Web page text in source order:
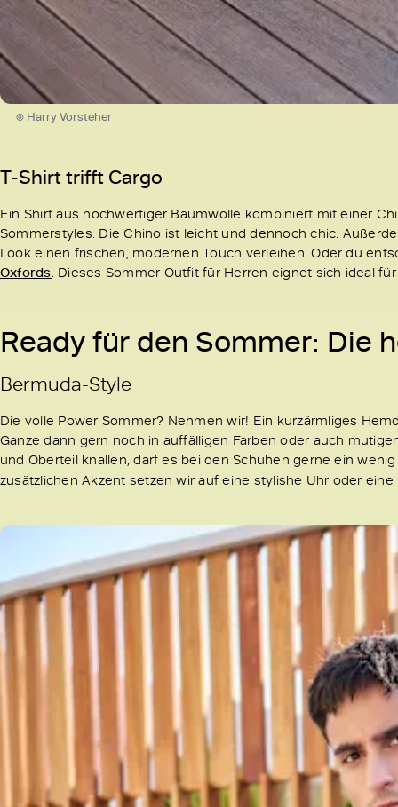
© Harry Vorsteher
T-Shirt trifft Cargo
Ein Shirt aus hochwertiger Baumwolle kombiniert mit einer
Sommerstyles. Die Chino ist leicht und dennoch chic.
Look einen frischen, modernen Touch verleihen. Oder du
Oxfords . Dieses Sommer Outfit für Herren eignet sich ideal
Ready für den Sommer: Die
Bermuda-Style
Die volle Power Sommer? Nehmen wir! Ein kurzärmliges
Ganze dann gern noch in auffälligen Farben oder auch
und Oberteil knallen, darf es bei den Schuhen gerne ein
zusätzlichen Akzent setzen wir auf eine stylishe Uhr oder